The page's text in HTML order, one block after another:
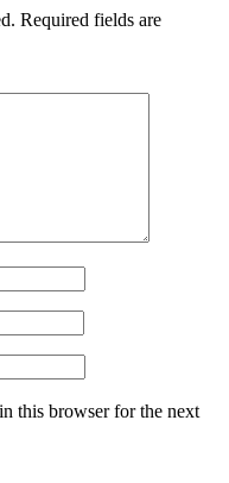
Required fields are
this browser for the next